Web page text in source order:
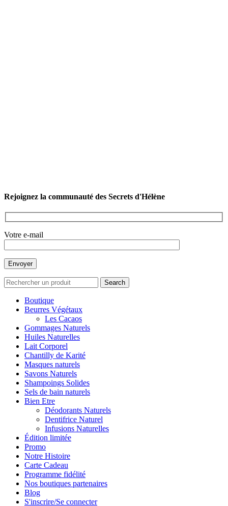
Rejoignez la communauté des Secrets d'Hélène
Votre e-mail
Search
Boutique
Beurres Végétaux
Les Cacaos
Gommages Naturels
Huiles Naturelles
Lait Corporel
Chantilly de Karité
Masques naturels
Savons Naturels
Shampoings Solides
Sels de bain naturels
Bien Etre
Déodorants Naturels
Dentifrice Naturel
Infusions Naturelles
Édition limitée
Promo
Notre Histoire
Carte Cadeau
Programme fidélité
Nos boutiques partenaires
Blog
S'inscrire/Se connecter